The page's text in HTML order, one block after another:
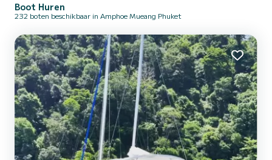
Boot Huren
232 boten beschikbaar in Amphoe Mueang Phuket